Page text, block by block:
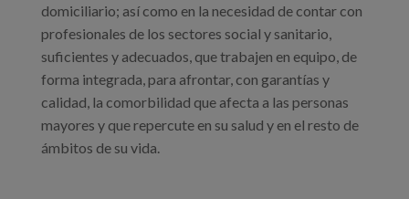
domiciliario; así como en la necesidad de contar con
profesionales de los sectores social y sanitario,
suficientes y adecuados, que trabajen en equipo, de
forma integrada, para afrontar, con garantías y
calidad, la comorbilidad que afecta a las personas
mayores y que repercute en su salud y en el resto de
ámbitos de su vida.